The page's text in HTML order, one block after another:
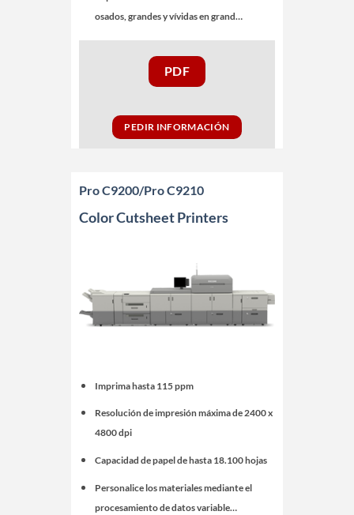
osados, grandes y vívidas en grand…
PDF
PEDIR INFORMACIÓN
Pro C9200/Pro C9210
Color Cutsheet Printers
Imprima hasta 115 ppm
Resolución de impresión máxima de 2400 x
4800 dpi
Capacidad de papel de hasta 18.100 hojas
Personalice los materiales mediante el
procesamiento de datos variable…